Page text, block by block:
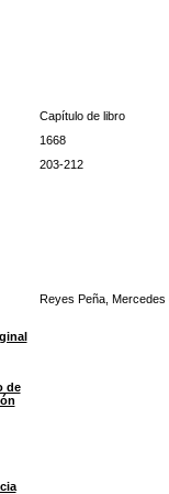
Capítulo de libro
1668
203-212
Reyes Peña,
de